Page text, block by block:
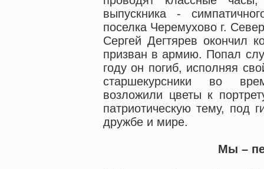
выпускника -
поселка Черемухово г.
Сергей Дегтярев окончил
призван в армию. Попал
году он погиб, исполняя
старшекурсники во
возложили цветы к
патриотическую тему, под
дружбе и мире.
Мы –